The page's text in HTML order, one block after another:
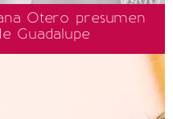
Otero presumen
Guadalupe